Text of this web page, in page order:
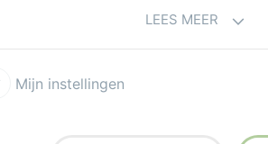
flinke plensbuien,
Bes. Als coördinator van
van het
duidelijk blij met het
want dit is ons
LEES MEER
Mijn instellingen